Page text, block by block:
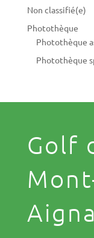
Non classifié(e)
Photothèque
Photothèque
Photothèque
Golf